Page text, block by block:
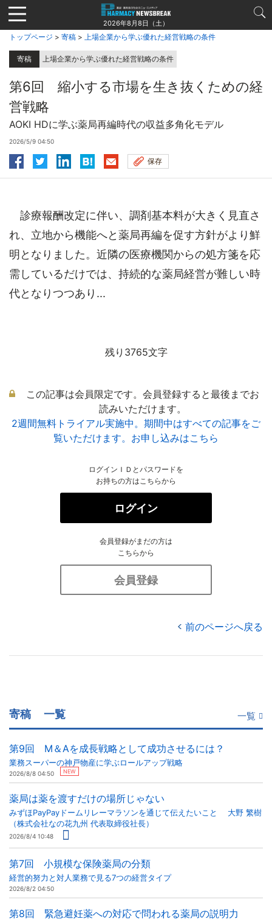
Jump
to
navigation
2026年8月8日（土）
トップページ > 寄稿 > 上場企業から学ぶ優れた経営戦略の条件
寄稿 上場企業から学ぶ優れた経営戦略の条件
第6回 縮小する市場を生き抜くための経
営戦略
AOKI HDに学ぶ薬局再編時代の収益多角化モデル
2026/5/9 04:50
保存
診療報酬改定に伴い、調剤基本料が大きく見直さ
れ、立地から機能へと薬局再編を促す方針がより鮮
明となりました。近隣の医療機関からの処方箋を応
需しているだけでは、持続的な薬局経営が難しい時
代となりつつあり...
残り3765文字
この記事は会員限定です。会員登録すると最後までお
読みいただけます。
2週間無料トライアル実施中。期間中はすべての記事をご
覧いただけます。お申し込みはこちら
ログインＩＤとパスワードを
お持ちの方はこちらから
ログイン
会員登録がまだの方は
こちらから
会員登録
前のページへ戻る
寄稿 一覧 一覧
第9回 M＆Aを成長戦略として成功させるには？
業務スーパーの神戸物産に学ぶロールアップ戦略
2026/8/8 04:50 NEW
薬局は薬を渡すだけの場所じゃない
みずほPayPayドームリレーマラソンを通じて伝えたいこと 大野 繁樹
（株式会社なの花九州 代表取締役社長）
2026/8/4 10:48
第7回 小規模な保険薬局の分類
経営的努力と対人業務で見る7つの経営タイプ
2026/8/2 04:50
第8回 緊急避妊薬への対応で問われる薬局の説明力